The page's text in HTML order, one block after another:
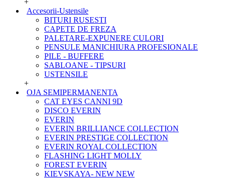
+
Accesorii-Ustensile
BITURI RUSESTI
CAPETE DE FREZA
PALETARE-EXPUNERE CULORI
PENSULE MANICHIURA PROFESIONALE
PILE - BUFFERE
SABLOANE - TIPSURI
USTENSILE
+
OJA SEMIPERMANENTA
CAT EYES CANNI 9D
DISCO EVERIN
EVERIN
EVERIN BRILLIANCE COLLECTION
EVERIN PRESTIGE COLLECTION
EVERIN ROYAL COLLECTION
FLASHING LIGHT MOLLY
FOREST EVERIN
KIEVSKAYA- NEW NEW